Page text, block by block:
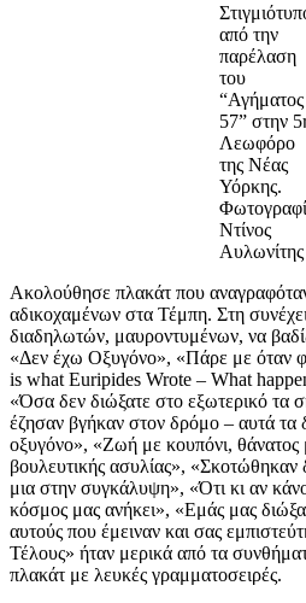
από την
παρέλαση
του
“Αγήματος
57” στην
Λεωφόρο
της Νέας
Υόρκης.
Ντίνος
Αυλωνίτης
Ακολούθησε πλακάτ που
αδικοχαμένων στα Τέμπη. Στη
διαδηλωτών, μαυροντυμένων, να
«Δεν έχω Οξυγόνο», «Πάρε με όταν
is what Euripides Wrote – What
«Όσα δεν διώξατε στο εξωτερικό τα
έζησαν βγήκαν στον δρόμο – αυτά τα
οξυγόνο», «Ζωή με κουπόνι, θάνατος
βουλευτικής ασυλίας», «Σκοτώθηκαν
μια στην συγκάλυψη», «Ότι κι αν
κόσμος μας ανήκει», «Εμάς μας
αυτούς που έμειναν και σας
Τέλους» ήταν μερικά από τα
πλακάτ με λευκές γραμματοσειρές.